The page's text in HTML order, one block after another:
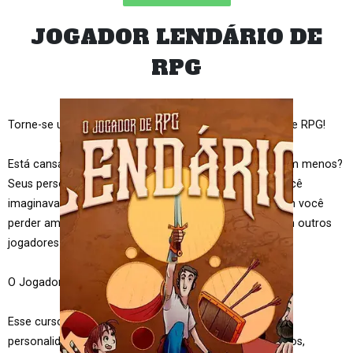
JOGADOR LENDÁRIO DE
RPG
Torne-se um Jogador Lendário e domine suas mesas de RPG!
Está cansado de suas mesas terminarem sem mais nem menos?
Seus personagens não são tão memoráveis quanto você
imaginava? Desentendimentos na mesa de RPG fizeram você
perder amigos? Não se sente à vontade para jogar com outros
jogadores e com o mestre?
O Jogador de RPG Lendário é o curso para você!
Esse curso pocket te ajudará a descobrir seu tipo de
personalidade como jogador, criar personagens lendários,